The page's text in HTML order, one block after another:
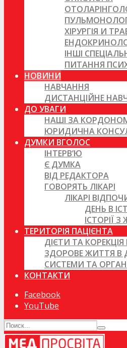
ХІРУРГІЯ И
ІНШІ
ПИТАННЯ
НОВИНИ
НАВЧАННЯ
ДИСТАНЦІЙНЕ
ДО УВАГИ
НАШІ ЗА
ЮРИДИЧНА
ДУМКИ ВГОЛОС
ІНТЕРВ’Ю
Є ДУМКА
ВІД РЕДАКТОРА
ГОВОРЯТЬ ЛІКАРІ
ЛІКАРІ
ДЕНЬ В
ІСТОРІЇ
ТЕРИТОРІЯ ПАЦІЄНТА
ДІЄТИ ТА КОРЕКЦІЯ
ЗДОРОВЕ ЖИТТЯ В
СИСТЕМИ ТА
КОНТАКТИ
Facebook
YouTube